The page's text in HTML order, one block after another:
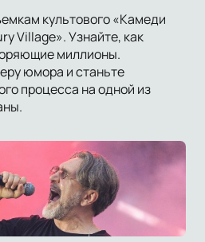
культового «Камеди
Village». Узнайте, как
миллионы.
юмора и станьте
процесса на одной из